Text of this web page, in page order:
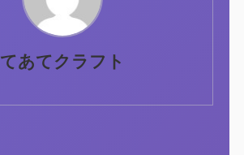
てあてクラフト